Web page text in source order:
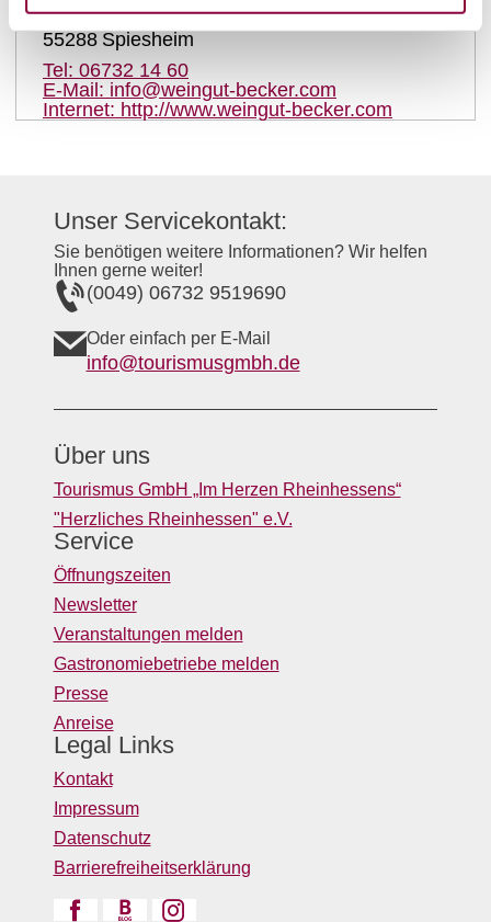
Außerhalb 12
55288 Spiesheim
Tel: 06732 14 60
E-Mail: info@weingut-becker.com
Internet: http://www.weingut-becker.com
Unser Servicekontakt:
Sie benötigen weitere Informationen? Wir helfen
Ihnen gerne weiter!
(0049) 06732 9519690
Oder einfach per E-Mail
info@tourismusgmbh.de
Über uns
Tourismus GmbH „Im Herzen Rheinhessens“
"Herzliches Rheinhessen" e.V.
Service
Öffnungszeiten
Newsletter
Veranstaltungen melden
Gastronomiebetriebe melden
Presse
Anreise
Legal Links
Kontakt
Impressum
Datenschutz
Barrierefreiheitserklärung